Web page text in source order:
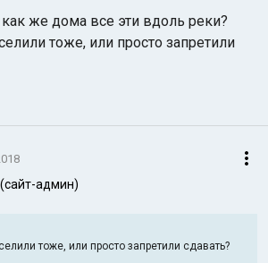
же дома все эти вдоль реки?
тоже, или просто запретили
(сайт-админ)
тоже, или просто запретили сдавать?